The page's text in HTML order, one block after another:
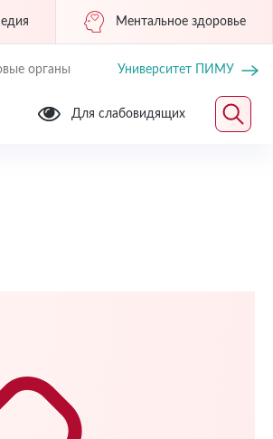
Ментальное здоровье
органы Университет ПИМУ
Для слабовидящих